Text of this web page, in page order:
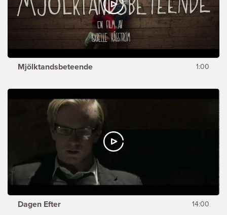
Mjölktandsbeteende 1:00
Dagen Efter 14:00